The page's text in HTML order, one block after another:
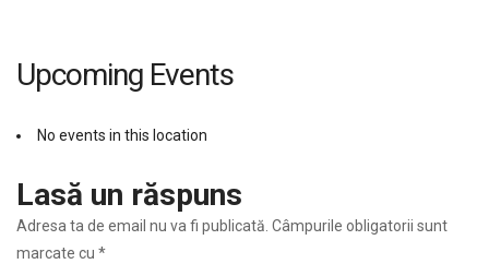
Upcoming Events
No events in this location
Lasă un răspuns
Adresa ta de email nu va fi publicată. Câmpurile obligatorii sunt
marcate cu *